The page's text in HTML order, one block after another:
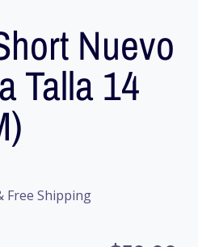
Nuevo
Talla 14
Free Shipping